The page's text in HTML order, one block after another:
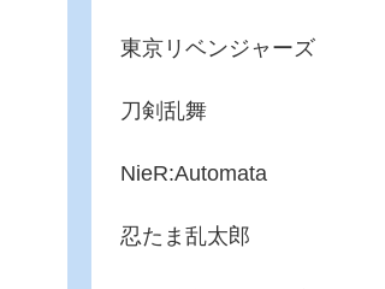
東京リベンジャーズ
刀剣乱舞
NieR:Automata
忍たま乱太郎